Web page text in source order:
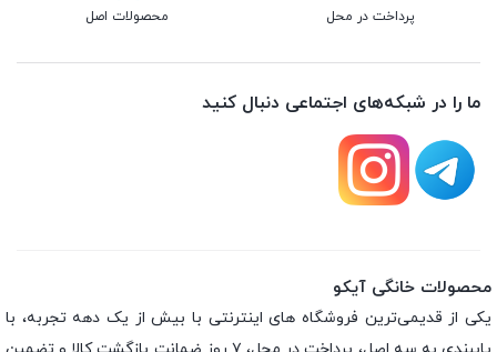
پرداخت در محل محصولات اصل
ما را در شبکه‌های اجتماعی دنبال کنید
محصولات خانگی آیکو
یکی از قدیمی‌ترین فروشگاه های اینترنتی با بیش از یک دهه تجربه، با